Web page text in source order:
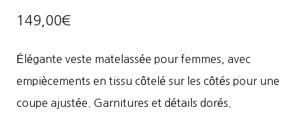
149,00€
Élégante veste matelassée pour femmes, avec
empiècements en tissu côtelé sur les côtés pour une
coupe ajustée. Garnitures et détails dorés.